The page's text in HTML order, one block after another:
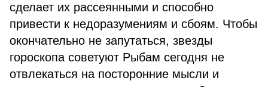
сделает их рассеянными и способно
привести к недоразумениям и сбоям. Чтобы
окончательно не запутаться, звезды
гороскопа советуют Рыбам сегодня не
отвлекаться на посторонние мысли и